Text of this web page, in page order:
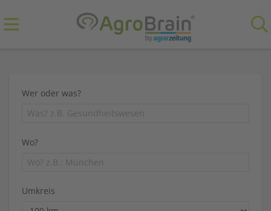
Wer oder was?
Wo?
Umkreis